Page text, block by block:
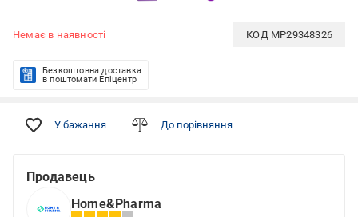
Немає в наявності КОД MP29348326
Безкоштовна доставка
в поштомати Епіцентр
У бажання До порівняння
Продавець
Home&Pharma